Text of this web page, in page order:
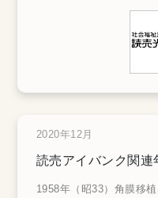
2020年12月
読売アイバンク関連
1958年（昭33）角膜移